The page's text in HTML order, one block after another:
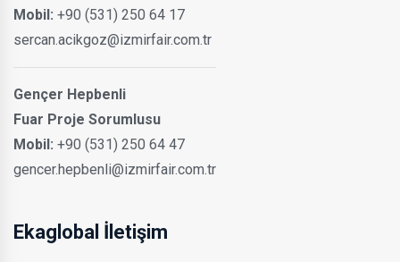
Mobil: +90 (531) 250 64 17
sercan.acikgoz@izmirfair.com.tr
Gençer Hepbenli
Fuar Proje Sorumlusu
Mobil: +90 (531) 250 64 47
gencer.hepbenli@izmirfair.com.tr
Ekaglobal İletişim